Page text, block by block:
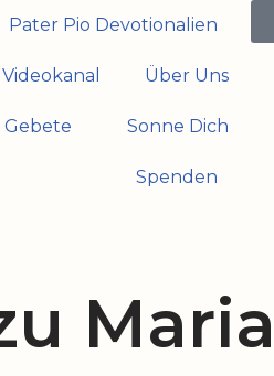
Pater Pio Devotionalien
Videokanal Über Uns
Gebete Sonne Dich
Spenden
Maria